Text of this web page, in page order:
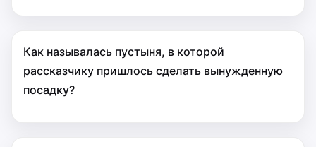
Как называлась пустыня, в которой
рассказчику пришлось сделать вынужденную
посадку?